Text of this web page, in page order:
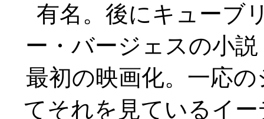
有名。後にキューブ
ー・バージェスの小
最初の映画化。一応
てそれを見ているイ